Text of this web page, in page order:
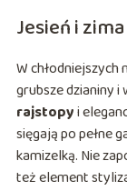
Jesień i zima
W chłodniejszych
grubsze dzianiny i
rajstopyi
sięgają po pełne
kamizelką. Nie
też element